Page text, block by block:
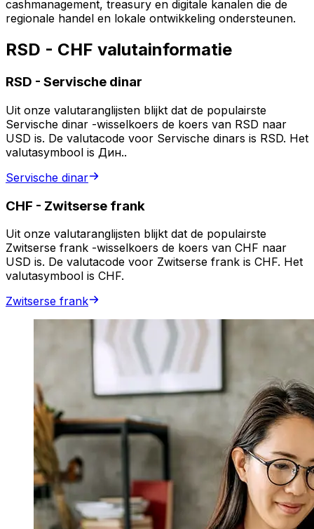
cashmanagement, treasury en digitale kanalen die de
regionale handel en lokale ontwikkeling ondersteunen.
RSD - CHF valutainformatie
RSD - Servische dinar
Uit onze valutaranglijsten blijkt dat de populairste
Servische dinar -wisselkoers de koers van RSD naar
USD is. De valutacode voor Servische dinars is RSD. Het
valutasymbool is Дин..
Servische dinar
CHF - Zwitserse frank
Uit onze valutaranglijsten blijkt dat de populairste
Zwitserse frank -wisselkoers de koers van CHF naar
USD is. De valutacode voor Zwitserse frank is CHF. Het
valutasymbool is CHF.
Zwitserse frank